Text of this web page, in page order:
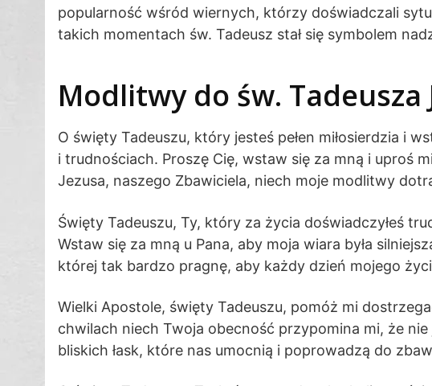
popularność wśród wiernych, którzy doświadczali
takich momentach św. Tadeusz stał się symbolem
Modlitwy do św. Tadeusza
O święty Tadeuszu, który jesteś pełen miłosierdzia i
i trudnościach. Proszę Cię, wstaw się za mną i uproś
Jezusa, naszego Zbawiciela, niech moje modlitwy
Święty Tadeuszu, Ty, który za życia doświadczyłeś
Wstaw się za mną u Pana, aby moja wiara była
której tak bardzo pragnę, aby każdy dzień mojego
Wielki Apostole, święty Tadeuszu, pomóż mi
chwilach niech Twoja obecność przypomina mi, że
bliskich łask, które nas umocnią i poprowadzą do